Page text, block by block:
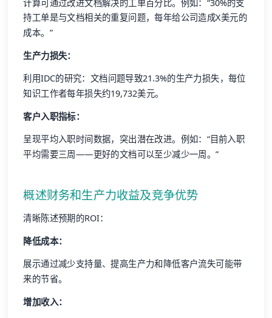
计算可通过改进文档解决的工单百分比。例如：“30%的支
持工单是与文档相关的重复问题，每年给公司造成X美元的
成本。”
生产力损失：
利用IDC的研究：文档问题导致21.3%的生产力损失，每位
知识工作者每年损失约19,732美元。
客户入职指标：
呈现平均入职时间数据，突出潜在改进。例如：“目前入职
平均需要三周——更好的文档可以至少减少一周。”
概述财务和生产力收益及竞争优势
清晰陈述预期的ROI：
降低成本：
展示通过减少支持量、提高生产力和降低客户流失可能带
来的节省。
增加收入：